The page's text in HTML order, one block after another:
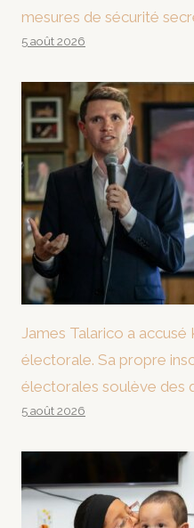
mesures de sécurité
5 août 2026
James Talarico a accusé
électorale. Sa propre
électorales soulève des
5 août 2026